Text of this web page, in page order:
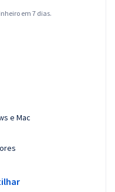
em 7 dias.
e Mac